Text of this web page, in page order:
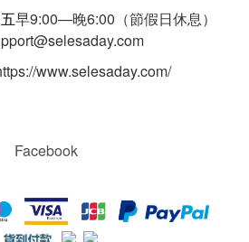
早9:00—晚6:00（節假日休息）
www.selesaday.com/
Facebook